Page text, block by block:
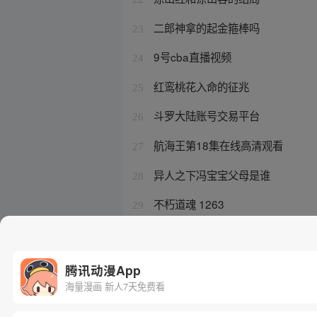
23 二郎神拿的起金箍棒吗
24 9号cba直播视频
25 红鸾桃花入命的征兆
26 斗罗大陆账号交易平台
27 航海王第18集在线高清观看
28 异人之下冯宝宝父母是谁
29 不朽道魂 1263
腾讯动漫App
海量漫画 新人7天免费看